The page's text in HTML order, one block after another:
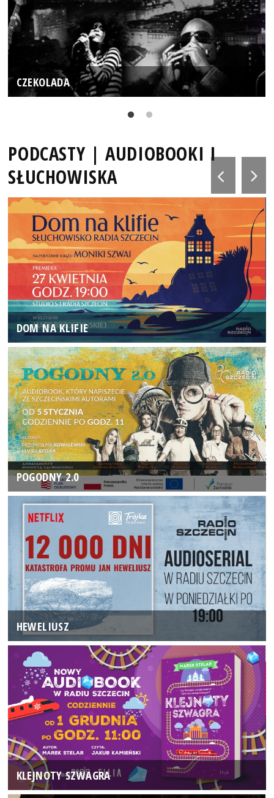
CZEKOLADA
PODCASTY | AUDIOBOOKI I
SŁUCHOWISKA
DOM NA KLIFIE
POGODNY 2.0
HEWELIUSZ
KLEJNOTY SZWAGRA